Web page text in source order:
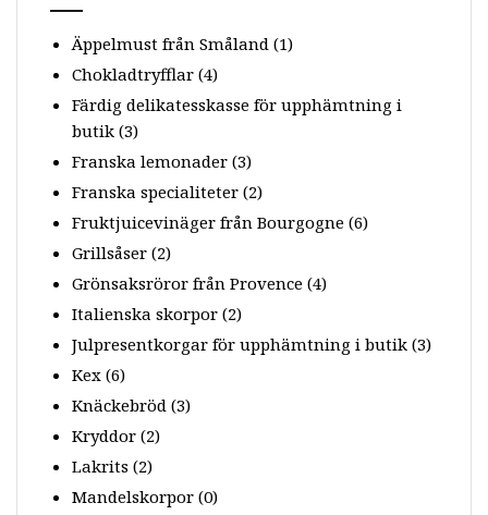
Äppelmust från Småland (1)
Chokladtryfflar (4)
Färdig delikatesskasse för upphämtning i
butik (3)
Franska lemonader (3)
Franska specialiteter (2)
Fruktjuicevinäger från Bourgogne (6)
Grillsåser (2)
Grönsaksröror från Provence (4)
Italienska skorpor (2)
Julpresentkorgar för upphämtning i butik (3)
Kex (6)
Knäckebröd (3)
Kryddor (2)
Lakrits (2)
Mandelskorpor (0)